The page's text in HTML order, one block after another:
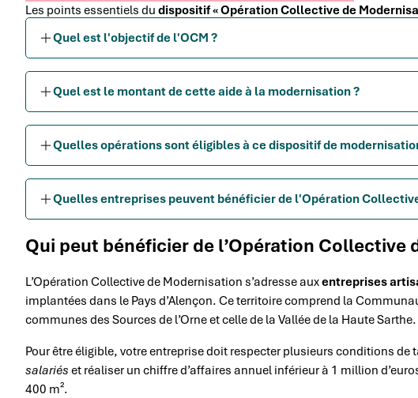
Les points essentiels du dispositif « Opération Collective de
Quel est l'objectif de l'OCM ?
Quel est le montant de cette aide à la modernisation ?
Quelles opérations sont éligibles à ce dispositif de
Quelles entreprises peuvent bénéficier de l'Opération
Qui peut bénéficier de l’Opération Collective
L’Opération Collective de Modernisation s’adresse auxentreprises
implantées dans le Pays d’Alençon. Ce territoire comprend la
communes des Sources de l’Orne et celle de la Vallée de la Haute Sarthe.
Pour être éligible, votre entreprise doit respecter plusieurs conditions de
salariés et réaliser un chiffre d’affaires annuel inférieur à 1 million
400 m².